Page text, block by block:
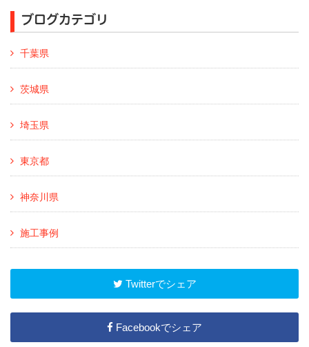
ブログカテゴリ
千葉県
茨城県
埼玉県
東京都
神奈川県
施工事例
Twitterでシェア
Facebookでシェア